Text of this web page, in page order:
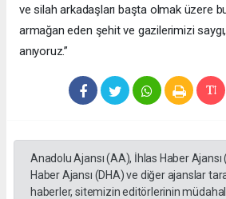
ve silah arkadaşları başta olmak üzere
armağan eden şehit ve gazilerimizi
anıyoruz.”
Anadolu Ajansı (AA), İhlas Haber
Haber Ajansı (DHA) ve diğer ajanslar
haberler, sitemizin editörlerinin